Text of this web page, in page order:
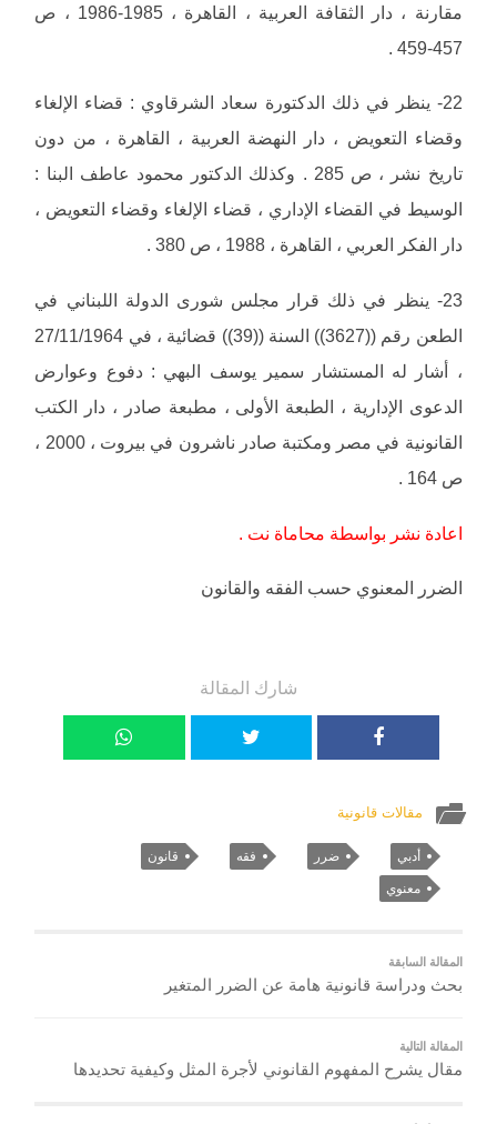
مقارنة ، دار الثقافة العربية ، القاهرة ، 1985-1986 ، ص
457-459 .
22- ينظر في ذلك الدكتورة سعاد الشرقاوي : قضاء الإلغاء
وقضاء التعويض ، دار النهضة العربية ، القاهرة ، من دون
تاريخ نشر ، ص 285 . وكذلك الدكتور محمود عاطف البنا :
الوسيط في القضاء الإداري ، قضاء الإلغاء وقضاء التعويض ،
دار الفكر العربي ، القاهرة ، 1988 ، ص 380 .
23- ينظر في ذلك قرار مجلس شورى الدولة اللبناني في
الطعن رقم ((3627)) السنة ((39)) قضائية ، في 27/11/1964
، أشار له المستشار سمير يوسف البهي : دفوع وعوارض
الدعوى الإدارية ، الطبعة الأولى ، مطبعة صادر ، دار الكتب
القانونية في مصر ومكتبة صادر ناشرون في بيروت ، 2000 ،
ص 164 .
اعادة نشر بواسطة محاماة نت .
الضرر المعنوي حسب الفقه والقانون
شارك المقالة
مقالات قانونية
أدبي ضرر فقه قانون
معنوي
المقالة السابقة
بحث ودراسة قانونية هامة عن الضرر المتغير
المقالة التالية
مقال يشرح المفهوم القانوني لأجرة المثل وكيفية تحديدها